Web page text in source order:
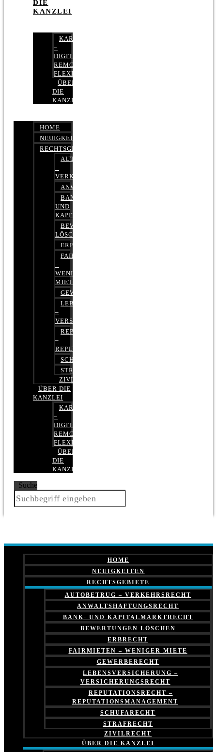
DIE
KANZLEI
KARRIERE
–
DIGITAL,
REMOTE,
FLEXIBEL
ÜBER
DIE
KANZLEI
HOME
NEUIGKEITEN
RECHTSGEBIETE
AUTOBETRUG
–
VERKEHRSRECHT
ANWALTSHAFTUNGSRECHT
BANK-
UND
KAPITALMARKTRECHT
BEWERTUNGEN
LÖSCHEN
ERBRECHT
FAIRMIETEN
–
WENIGER
MIETE
GEWERBERECHT
LEBENSVERSICHERUNG
–
VERSICHERUNGSRECHT
REPUTATIONSRECHT
–
REPUTATIONSMANAGEMENT
SCHUFARECHT
STRAFRECHT
ZIVILRECHT
ÜBER DIE
KANZLEI
KARRIERE
–
DIGITAL,
REMOTE,
FLEXIBEL
ÜBER
DIE
KANZLEI
Suche
HOME
NEUIGKEITEN
RECHTSGEBIETE
AUTOBETRUG – VERKEHRSRECHT
ANWALTSHAFTUNGSRECHT
BANK- UND KAPITALMARKTRECHT
BEWERTUNGEN LÖSCHEN
ERBRECHT
FAIRMIETEN – WENIGER MIETE
GEWERBERECHT
LEBENSVERSICHERUNG –
VERSICHERUNGSRECHT
REPUTATIONSRECHT –
REPUTATIONSMANAGEMENT
SCHUFARECHT
STRAFRECHT
ZIVILRECHT
ÜBER DIE KANZLEI